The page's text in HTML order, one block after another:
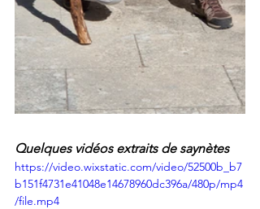
Quelques vidéos extraits de saynètes
https://video.wixstatic.com/video/52500b_b7
b151f4731e41048e14678960dc396a/480p/mp4
/file.mp4